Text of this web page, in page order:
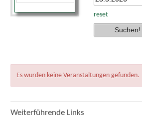
reset
Es wurden keine Veranstaltungen gefunden.
Weiterführende Links